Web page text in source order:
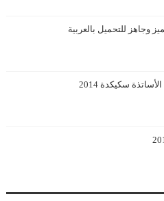
وجاهز للتحميل بالعربية
سكيكدة 2014